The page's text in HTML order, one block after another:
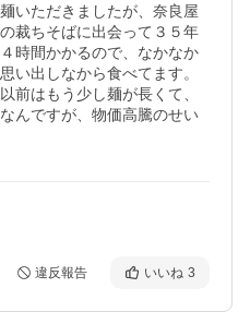
いただきましたが、奈良屋
裁ちそばに出会って３５年
時間かかるので、なかなか
い出しなから食べてます。
前はもう少し麺が長くて、
んですが、物価高騰のせい
違反報告 いいね 3